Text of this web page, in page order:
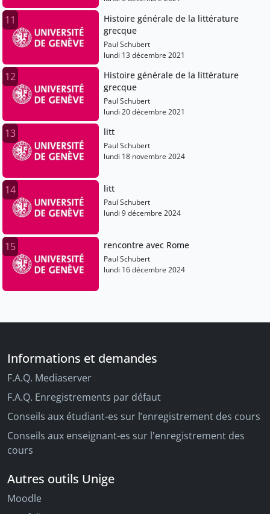
11
Histoire générale de la littérature
grecque
Paul Schubert
lundi 13 décembre 2021
12
Histoire générale de la littérature
grecque
Paul Schubert
lundi 20 décembre 2021
13 litt
Paul Schubert
lundi 18 novembre 2024
14 litt
Paul Schubert
lundi 9 décembre 2024
15 rencontre avec Rome
Paul Schubert
lundi 16 décembre 2024
Informations et demandes
F.A.Q. Mediaserver
F.A.Q. Enregistrements par défaut
Conseils aux étudiant-es sur l’enregistrement des cours
Conseils aux enseignant-es sur l'enregistrement des
cours
Autres outils Unige
Moodle